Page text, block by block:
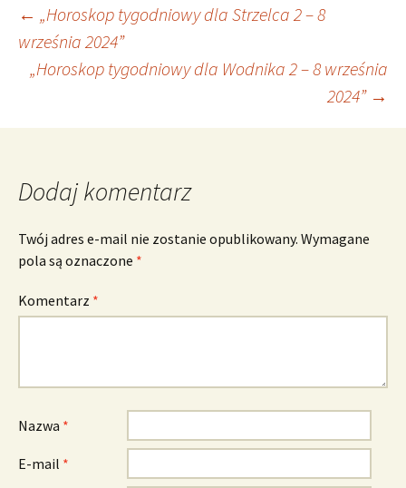
Nawigacja
wpisu
← „Horoskop tygodniowy dla Strzelca 2 – 8
września 2024”
„Horoskop tygodniowy dla Wodnika 2 – 8 września
2024” →
Dodaj komentarz
Twój adres e-mail nie zostanie opublikowany. Wymagane
pola są oznaczone *
Komentarz *
Nazwa *
E-mail *